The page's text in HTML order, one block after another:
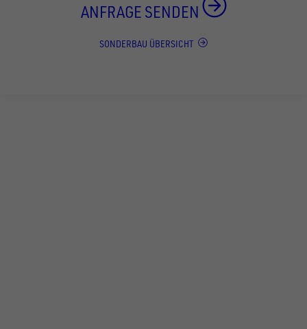
ANFRAGE SENDEN
SONDERBAU ÜBERSICHT